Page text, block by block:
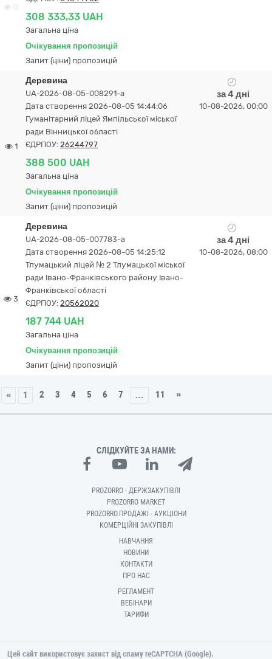
0
308 333,33 UAH
Загальна ціна
Очікування пропозицій
Запит (ціни) пропозицій
1
Деревина
UA-2026-08-05-008291-a
Дата створення 2026-08-05 14:44:06
Гуманітарний ліцей Ямпільської міської
ради Вінницької області
ЄДРПОУ: 26244797
388 500 UAH
Загальна ціна
Очікування пропозицій
Запит (ціни) пропозицій
за 4 дні
10-08-2026, 00:00
3
Деревина
UA-2026-08-05-007783-a
Дата створення 2026-08-05 14:25:12
Тлумацький ліцей № 2 Тлумацької міської
ради Івано-Франківського району Івано-
Франківської області
ЄДРПОУ: 20562020
187 744 UAH
Загальна ціна
Очікування пропозицій
Запит (ціни) пропозицій
за 4 дні
10-08-2026, 08:00
« 1 2 3 4 5 6 7 … 11 »
СЛІДКУЙТЕ ЗА НАМИ:
PROZORRO - ДЕРЖЗАКУПІВЛІ
PROZORRO MARKET
PROZORRO.ПРОДАЖІ - АУКЦІОНИ
КОМЕРЦІЙНІ ЗАКУПІВЛІ
НАВЧАННЯ
НОВИНИ
КОНТАКТИ
ПРО НАС
РЕГЛАМЕНТ
ВЕБІНАРИ
ТАРИФИ
Цей сайт використовує захист від спаму reCAPTCHA (Google).